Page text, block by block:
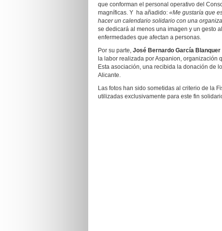
que conforman el personal operativo del
magníficas. Y ha añadido: «Me gustaría que
hacer un calendario solidario con una
se dedicará al menos una imagen y un gesto
enfermedades que afectan a personas.
Por su parte, José Bernardo García Blanquer
la labor realizada por Aspanion, organización
Esta asociación, una recibida la donación de
Alicante.
Las fotos han sido sometidas al criterio de la
utilizadas exclusivamente para este fin